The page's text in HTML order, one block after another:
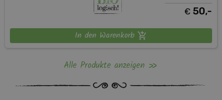
€ 50,-
In den Warenkorb
Alle Produkte anzeigen